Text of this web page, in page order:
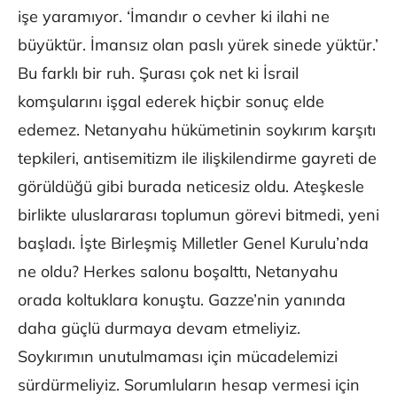
işe yaramıyor. ‘İmandır o cevher ki ilahi ne
büyüktür. İmansız olan paslı yürek sinede yüktür.’
Bu farklı bir ruh. Şurası çok net ki İsrail
komşularını işgal ederek hiçbir sonuç elde
edemez. Netanyahu hükümetinin soykırım karşıtı
tepkileri, antisemitizm ile ilişkilendirme gayreti de
görüldüğü gibi burada neticesiz oldu. Ateşkesle
birlikte uluslararası toplumun görevi bitmedi, yeni
başladı. İşte Birleşmiş Milletler Genel Kurulu’nda
ne oldu? Herkes salonu boşalttı, Netanyahu
orada koltuklara konuştu. Gazze’nin yanında
daha güçlü durmaya devam etmeliyiz.
Soykırımın unutulmaması için mücadelemizi
sürdürmeliyiz. Sorumluların hesap vermesi için